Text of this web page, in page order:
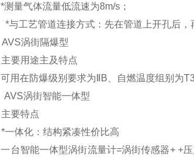
*测量气体流量低流速为8m/s；
*与工艺管道连接方式：先在管道上开孔后
AVS涡街隔爆型
主要用途主及特点
可用在防爆级别要求为ⅡB、自燃温度组别为
AVS涡街智能一体型
主要特点
*一体化：结构紧凑性价比高
一台智能一体型涡街流量计=涡街传感器+ +